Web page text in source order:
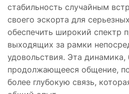
стабильность случайным
своего эскорта для
обеспечить широкий спектр
выходящих за рамки
удовольствия. Эта
продолжающееся общение,
более глубокую связь,